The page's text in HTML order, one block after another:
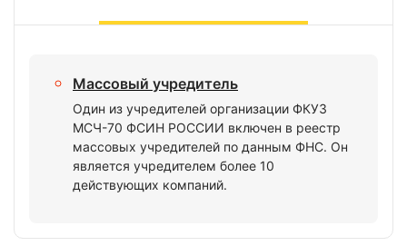
Массовый учредитель
Один из учредителей организации ФКУЗ
МСЧ-70 ФСИН РОССИИ включен в реестр
массовых учредителей по данным ФНС. Он
является учредителем более 10
действующих компаний.